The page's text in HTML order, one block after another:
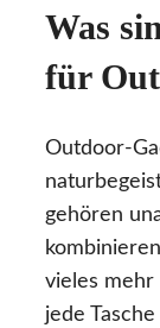
Was
für
Outdoor-
gehören
vieles mehr
jede